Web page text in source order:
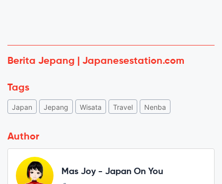
Berita Jepang | Japanesestation.com
Tags
Japan Jepang Wisata Travel Nenba
Author
Mas Joy - Japan On You